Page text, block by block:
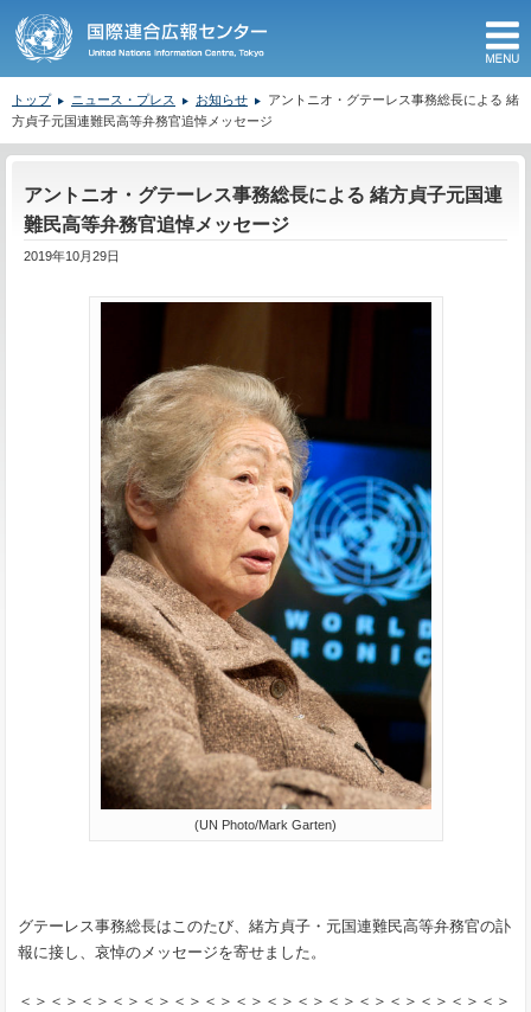
トップ ニュース・プレス お知らせ
アントニオ・グテーレス事務総長による 緒
方貞子元国連難民高等弁務官追悼メッセージ
アントニオ・グテーレス事務総長による 緒方貞子元国連
難民高等弁務官追悼メッセージ
2019年10月29日
(UN Photo/Mark Garten)
グテーレス事務総長はこのたび、緒方貞子・元国連難民高等弁務官の訃
報に接し、哀悼のメッセージを寄せました。
＜＞＜＞＜＞＜＞＜＞＜＞＜＞＜＞＜＞＜＞＜＞＜＞＜＞＜＞＜＞＜＞